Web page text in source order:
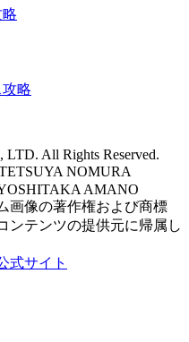
略
All Rights Reserved.
NOMURA
AMANO
画像の著作権および商標
ンテンツの提供元に帰属し
サイト